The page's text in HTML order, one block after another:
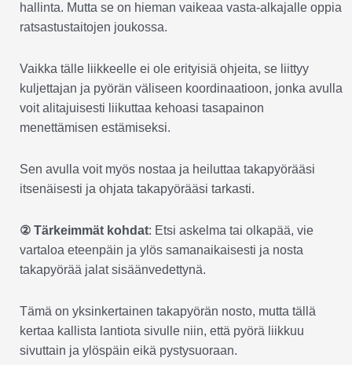
hallinta. Mutta se on hieman vaikeaa vasta-alkajalle oppia
ratsastustaitojen joukossa.
Vaikka tälle liikkeelle ei ole erityisiä ohjeita, se liittyy
kuljettajan ja pyörän väliseen koordinaatioon, jonka avulla
voit alitajuisesti liikuttaa kehoasi tasapainon
menettämisen estämiseksi.
Sen avulla voit myös nostaa ja heiluttaa takapyörääsi
itsenäisesti ja ohjata takapyörääsi tarkasti.
② Tärkeimmät kohdat: Etsi askelma tai olkapää, vie
vartaloa eteenpäin ja ylös samanaikaisesti ja nosta
takapyörää jalat sisäänvedettynä.
Tämä on yksinkertainen takapyörän nosto, mutta tällä
kertaa kallista lantiota sivulle niin, että pyörä liikkuu
sivuttain ja ylöspäin eikä pystysuoraan.